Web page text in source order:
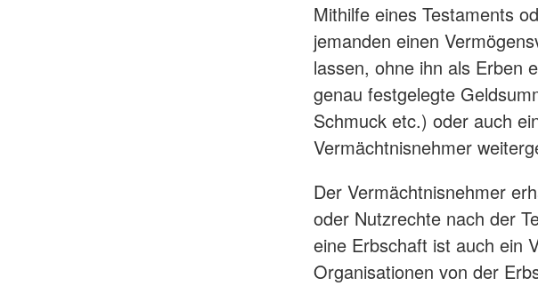
Mithilfe eines Testaments
jemanden einen
lassen, ohne ihn als Erben
genau festgelegte
Schmuck etc.) oder auch
Vermächtnisnehmer
Der Vermächtnisnehmer
oder Nutzrechte nach der
eine Erbschaft ist auch ein
Organisationen von der